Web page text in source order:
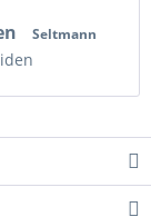
Seltmann